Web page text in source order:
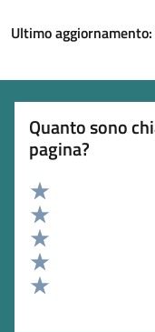
Ultimo aggiornamento:
Quanto sono
pagina?
Valuta 5 stelle su 5
Valuta 4 stelle su 5
Valuta 3 stelle su 5
Valuta 2 stelle su 5